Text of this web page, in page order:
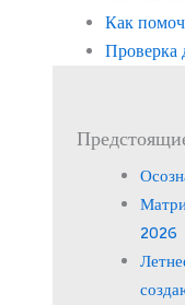
Как
Проверка
2026